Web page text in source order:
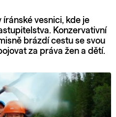
vesnici, kde je
Konzervativní
brázdí cestu se svou
za práva žen a dětí.